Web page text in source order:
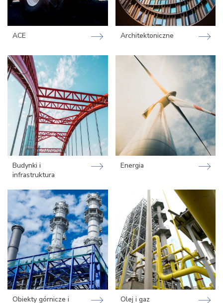
ACE Architektoniczne
Budynki i
infrastruktura
Energia
Obiekty górnicze i
Olej i gaz